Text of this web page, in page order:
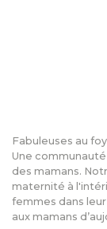
Fabuleuses au
Une
des mamans.
maternité à
femmes dans
aux mamans